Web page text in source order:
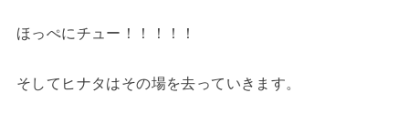
ほっぺにチュー！！！！！
そしてヒナタはその場を去っていきます。